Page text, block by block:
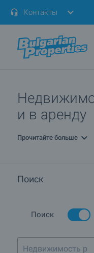
Контакты
и в аренду
Прочитайте больше
Поиск
Поиск